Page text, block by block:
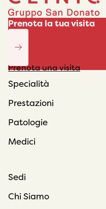
Prenota la tua visita
Prenota una visita
Specialità
Prestazioni
Patologie
Medici
Sedi
Chi Siamo